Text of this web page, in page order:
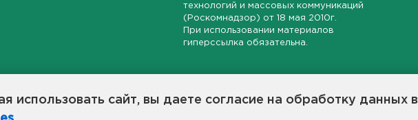
использовать сайт, вы даете согласие на обработку данных в
технологий и массовых коммуникаций
(Роскомнадзор) от 18 мая 2010г.
При использовании материалов
гиперссылка обязательна.
области, экономической и инвестиционной активности в регионе.
станет популярной и конструктивной площадкой для свободного
в 47-м регионе России.